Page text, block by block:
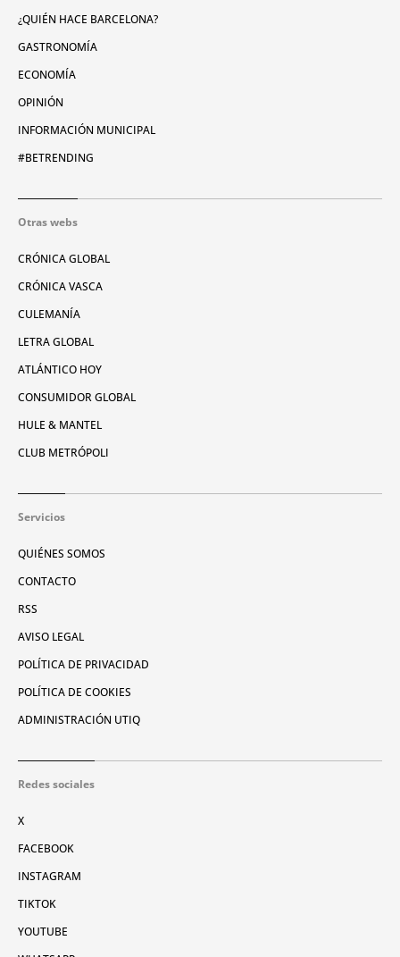
¿QUIÉN HACE BARCELONA?
GASTRONOMÍA
ECONOMÍA
OPINIÓN
INFORMACIÓN MUNICIPAL
#BETRENDING
Otras webs
CRÓNICA GLOBAL
CRÓNICA VASCA
CULEMANÍA
LETRA GLOBAL
ATLÁNTICO HOY
CONSUMIDOR GLOBAL
HULE & MANTEL
CLUB METRÓPOLI
Servicios
QUIÉNES SOMOS
CONTACTO
RSS
AVISO LEGAL
POLÍTICA DE PRIVACIDAD
POLÍTICA DE COOKIES
ADMINISTRACIÓN UTIQ
Redes sociales
X
FACEBOOK
INSTAGRAM
TIKTOK
YOUTUBE